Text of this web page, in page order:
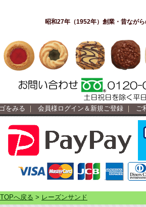
昭和27年（1952年）創業・昔なが
をみる 会員様ログイン＆新規ご登録 ご
へ戻る > レーズンサンド